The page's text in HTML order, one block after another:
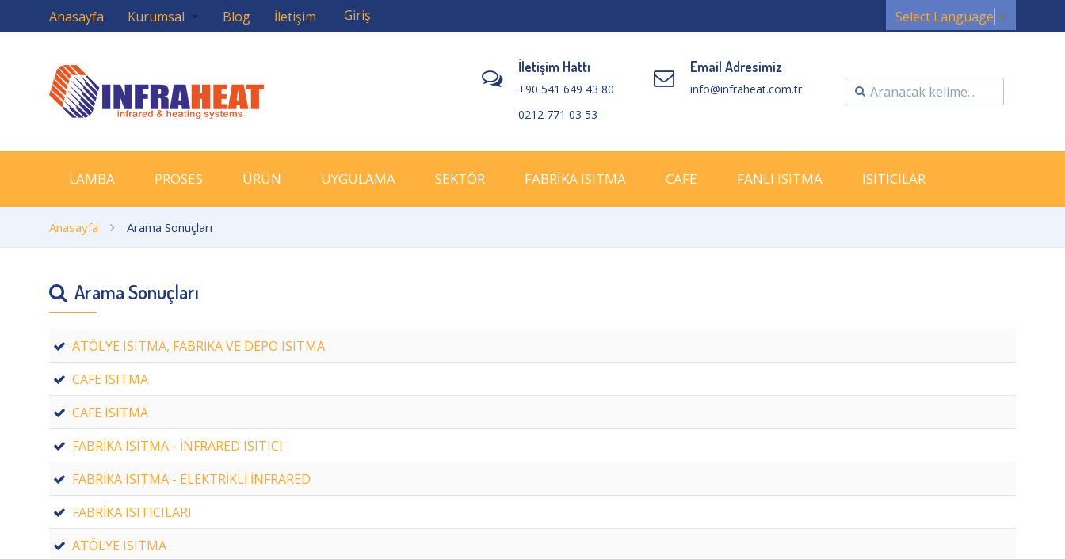
Anasayfa Kurumsal Blog İletişim Giriş Select Language ▼
İletişim Hattı
+90 541 649 43 80
0212 771 03 53
Email Adresimiz
info@infraheat.com.tr
LAMBA PROSES ÜRÜN UYGULAMA SEKTÖR FABRİKA ISITMA CAFE FANLI ISITMA ISITICILAR
Anasayfa Arama Sonuçları
Arama Sonuçları
ATÖLYE ISITMA, FABRİKA VE DEPO ISITMA
CAFE ISITMA
CAFE ISITMA
FABRİKA ISITMA - İNFRARED ISITICI
FABRİKA ISITMA - ELEKTRİKLİ İNFRARED
FABRİKA ISITICILARI
ATÖLYE ISITMA